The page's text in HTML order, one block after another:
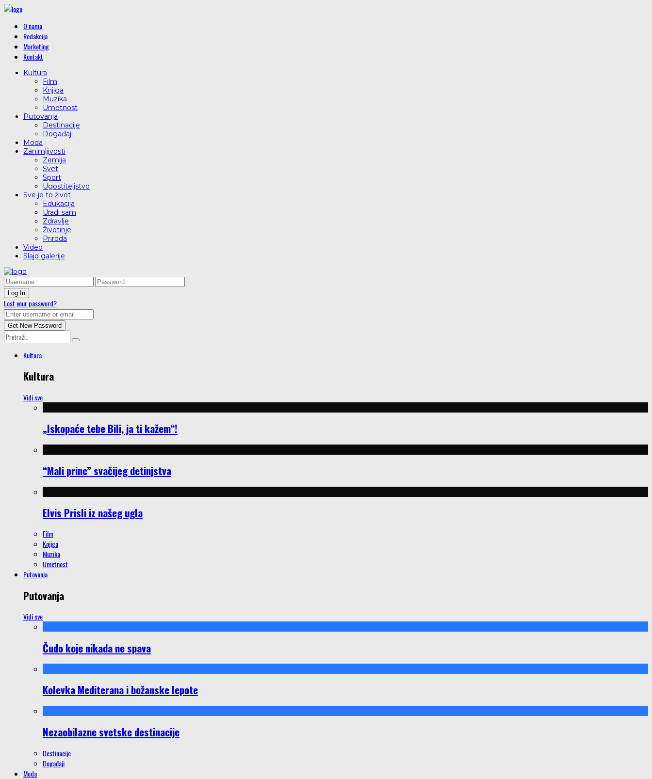
O nama
Redakcija
Marketing
Kontakt
Kultura
Film
Knjiga
Muzika
Umetnost
Putovanja
Destinacije
Događaji
Moda
Zanimljivosti
Zemlja
Svet
Sport
Ugostiteljstvo
Sve je to život
Edukacija
Uradi sam
Zdravlje
Životinje
Priroda
Video
Slajd galerije
Lost your password?
Kultura
Kultura
Vidi sve
„Iskopaće tebe Bili, ja ti kažem“!
“Mali princ” svačijeg detinjstva
Elvis Prisli iz našeg ugla
Film
Knjiga
Muzika
Umetnost
Putovanja
Putovanja
Vidi sve
Čudo koje nikada ne spava
Kolevka Mediterana i božanske lepote
Nezaobilazne svetske destinacije
Destinacije
Događaji
Moda